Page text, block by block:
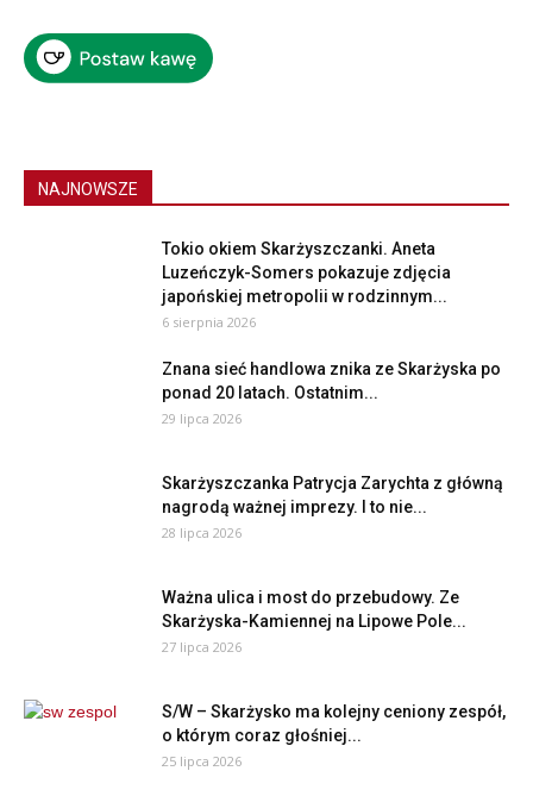
NAJNOWSZE
Tokio okiem Skarżyszczanki. Aneta
Luzeńczyk-Somers pokazuje zdjęcia
japońskiej metropolii w rodzinnym...
6 sierpnia 2026
Znana sieć handlowa znika ze Skarżyska po
ponad 20 latach. Ostatnim...
29 lipca 2026
Skarżyszczanka Patrycja Zarychta z główną
nagrodą ważnej imprezy. I to nie...
28 lipca 2026
Ważna ulica i most do przebudowy. Ze
Skarżyska-Kamiennej na Lipowe Pole...
27 lipca 2026
S/W – Skarżysko ma kolejny ceniony zespół,
o którym coraz głośniej...
25 lipca 2026